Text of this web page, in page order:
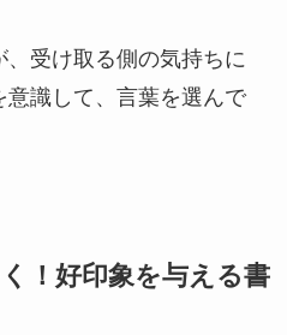
受け取る側の気持ちに
識して、言葉を選んで
！好印象を与える書